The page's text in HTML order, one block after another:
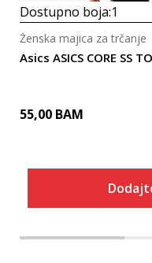
Dostupno boja:1
Asics ASICS CORE SS
Ženska majica za trčanje
55,00 BAM